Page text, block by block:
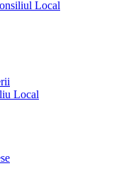
Local
Local